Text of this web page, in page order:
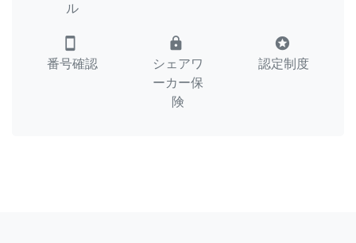
ル
smartphone
番号確認
lock
シェアワ
ーカー保
険
stars
認定制度